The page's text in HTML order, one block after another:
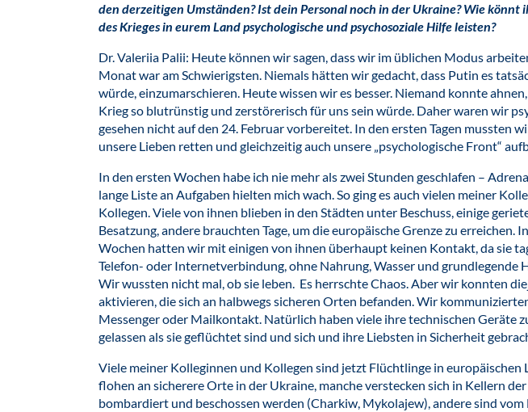
den derzeitigen Umständen? Ist dein Personal noch in der Ukraine? Wie könnt
des Krieges in eurem Land psychologische und psychosoziale Hilfe leisten?
Dr. Valeriia Palii: Heute können wir sagen, dass wir im üblichen Modus
Monat war am Schwierigsten. Niemals hätten wir gedacht, dass Putin es
würde, einzumarschieren. Heute wissen wir es besser. Niemand konnte
Krieg so blutrünstig und zerstörerisch für uns sein würde. Daher waren wir
gesehen nicht auf den 24. Februar vorbereitet. In den ersten Tagen mussten
unsere Lieben retten und gleichzeitig auch unsere „psychologische Front“
In den ersten Wochen habe ich nie mehr als zwei Stunden geschlafen –
lange Liste an Aufgaben hielten mich wach. So ging es auch vielen meiner
Kollegen. Viele von ihnen blieben in den Städten unter Beschuss, einige
Besatzung, andere brauchten Tage, um die europäische Grenze zu erreichen.
Wochen hatten wir mit einigen von ihnen überhaupt keinen Kontakt, da sie
Telefon- oder Internetverbindung, ohne Nahrung, Wasser und grundlegende
Wir wussten nicht mal, ob sie leben. Es herrschte Chaos. Aber wir konnten
aktivieren, die sich an halbwegs sicheren Orten befanden. Wir
Messenger oder Mailkontakt. Natürlich haben viele ihre technischen Geräte
gelassen als sie geflüchtet sind und sich und ihre Liebsten in Sicherheit
Viele meiner Kolleginnen und Kollegen sind jetzt Flüchtlinge in europäischen
flohen an sicherere Orte in der Ukraine, manche verstecken sich in Kellern
bombardiert und beschossen werden (Charkiw, Mykolajew), andere sind vom